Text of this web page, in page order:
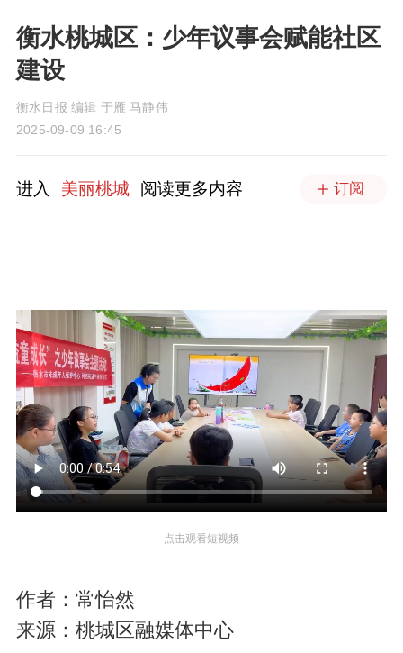
衡水桃城区：少年议事会赋能社区
建设
衡水日报 编辑 于雁 马静伟
2025-09-09 16:45
进入 美丽桃城 阅读更多内容 订阅
点击观看短视频
作者：常怡然
来源：桃城区融媒体中心